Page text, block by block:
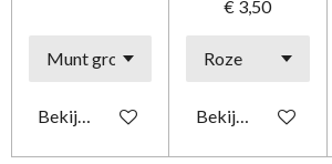
Bekijk details
€ 3,50
Bekijk details